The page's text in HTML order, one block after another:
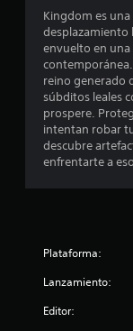
Kingdom es
desplazamiento
envuelto en
reino generado
súbditos leales
prospere.
intentan robar
descubre
enfrentarte a
Plataforma:
Lanzamiento:
Editor: